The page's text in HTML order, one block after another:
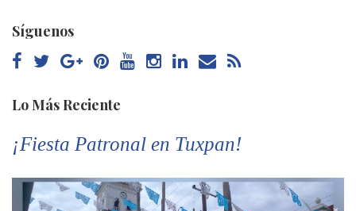
Síguenos
Lo Más Reciente
¡Fiesta Patronal en Tuxpan!